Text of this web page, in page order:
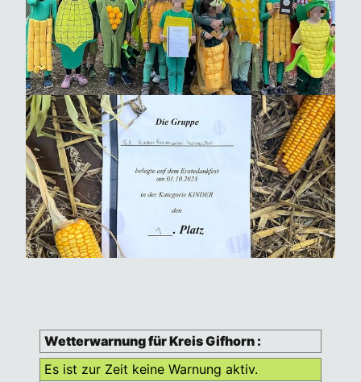
Wetterwarnung für Kreis Gifhorn :
Es ist zur Zeit keine Warnung aktiv.